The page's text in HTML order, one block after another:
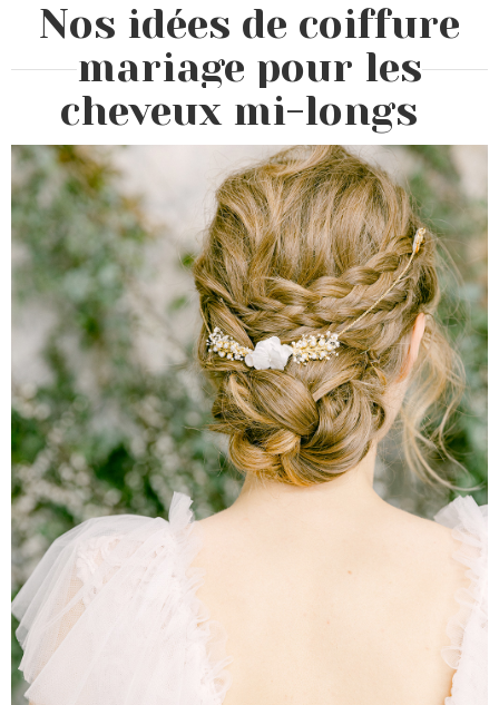
Nos idées de coiffure
mariage pour les
cheveux mi-longs